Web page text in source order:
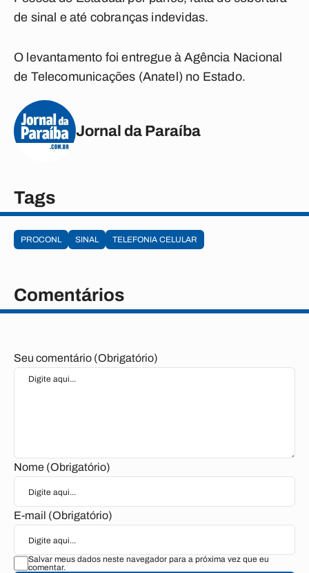
de sinal e até cobranças indevidas.
O levantamento foi entregue à Agência Nacional
de Telecomunicações (Anatel) no Estado.
Jornal da Paraíba
Tags
PROCONL SINAL TELEFONIA CELULAR
Comentários
Seu comentário (Obrigatório)
Nome (Obrigatório)
E-mail (Obrigatório)
Salvar meus dados neste navegador para a próxima vez que eu
comentar.